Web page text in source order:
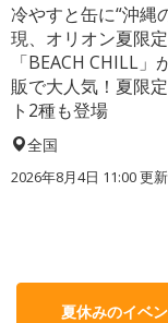
冷やすと缶に“沖縄
現、オリオン夏限定
「BEACH CHILL」
販で大人気！夏限
ト2種も登場
全国
2026年8月4日 11:00更新
夏休みのイベ